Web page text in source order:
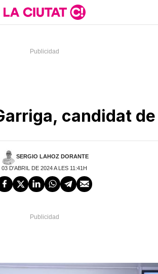
candidat de
SERGIO LAHOZ DORANTE
03 D'ABRIL DE 2024 A LES 11:41H